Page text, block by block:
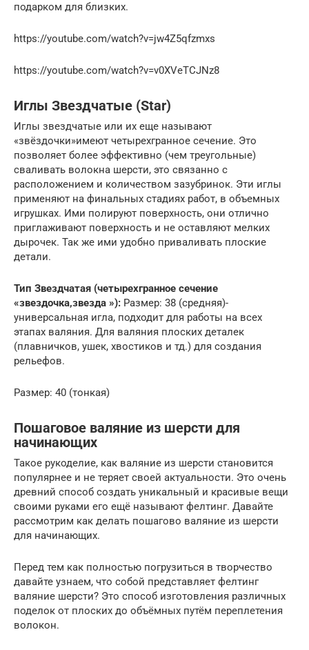
подарком для близких.
https://youtube.com/watch?v=jw4Z5qfzmxs
https://youtube.com/watch?v=v0XVeTCJNz8
Иглы Звездчатые (Star)
Иглы звездчатые или их еще называют
«звёздочки»имеют четырехгранное сечение. Это
позволяет более эффективно (чем треугольные)
сваливать волокна шерсти, это связанно с
расположением и количеством зазубринок. Эти иглы
применяют на финальных стадиях работ, в объемных
игрушках. Ими полируют поверхность, они отлично
приглаживают поверхность и не оставляют мелких
дырочек. Так же ими удобно приваливать плоские
детали.
Тип Звездчатая (четырехгранное сечение
«звездочка,звезда »): Размер: 38 (средняя)-
универсальная игла, подходит для работы на всех
этапах валяния. Для валяния плоских деталек
(плавничков, ушек, хвостиков и тд.) для создания
рельефов.
Размер: 40 (тонкая)
Пошаговое валяние из шерсти для
начинающих
Такое рукоделие, как валяние из шерсти становится
популярнее и не теряет своей актуальности. Это очень
древний способ создать уникальный и красивые вещи
своими руками его ещё называют фелтинг. Давайте
рассмотрим как делать пошагово валяние из шерсти
для начинающих.
Перед тем как полностью погрузиться в творчество
давайте узнаем, что собой представляет фелтинг
валяние шерсти? Это способ изготовления различных
поделок от плоских до объёмных путём переплетения
волокон.